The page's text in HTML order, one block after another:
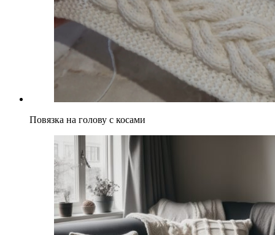
Повязка на голову с косами